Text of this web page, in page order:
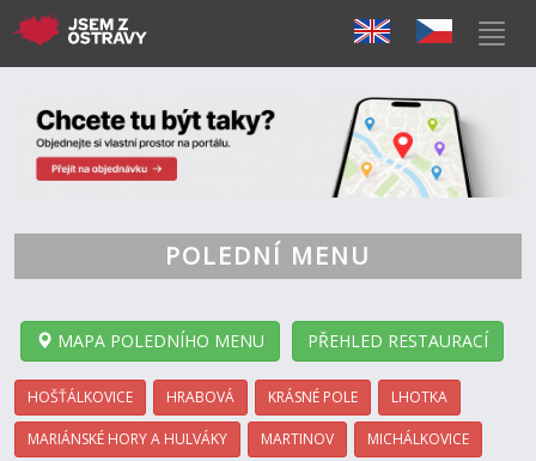
POLEDNÍ MENU
MAPA POLEDNÍHO MENU PŘEHLED RESTAURACÍ
HOŠŤÁLKOVICE HRABOVÁ KRÁSNÉ POLE LHOTKA
MARIÁNSKÉ HORY A HULVÁKY MARTINOV MICHÁLKOVICE